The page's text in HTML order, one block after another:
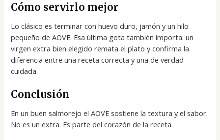
Cómo servirlo mejor
Lo clásico es terminar con huevo duro, jamón y un hilo
pequeño de AOVE. Esa última gota también importa: un
virgen extra bien elegido remata el plato y confirma la
diferencia entre una receta correcta y una de verdad
cuidada.
Conclusión
En un buen salmorejo el AOVE sostiene la textura y el sabor.
No es un extra. Es parte del corazón de la receta.